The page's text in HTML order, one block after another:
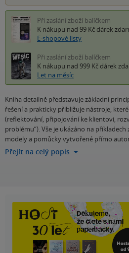
Při zaslání zboží balíčkem
K nákupu nad 99 Kč dárek
E-shopové listy
Při zaslání zboží balíčkem
K nákupu nad 999 Kč dárek
Let na měsíc
Kniha detailně představuje základní
řešení a prakticky přibližuje nástroje,
(reflektování, připojování ke klientovi,
problému“). Vše je ukázáno na
modely a pomůcky vytvořené přímo
Přejít na celý popis